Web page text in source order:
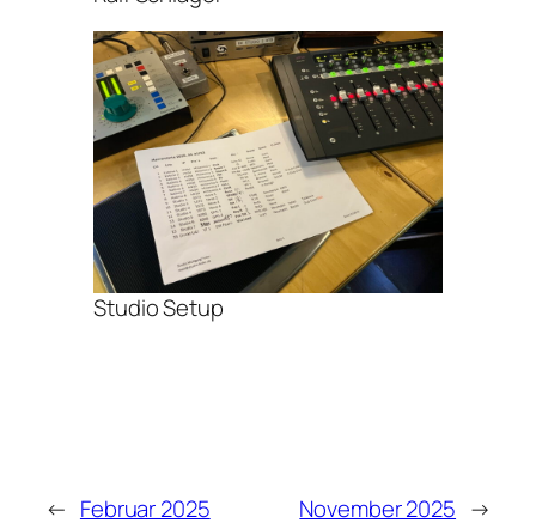
Studio Setup
← Februar 2025 November 2025 →